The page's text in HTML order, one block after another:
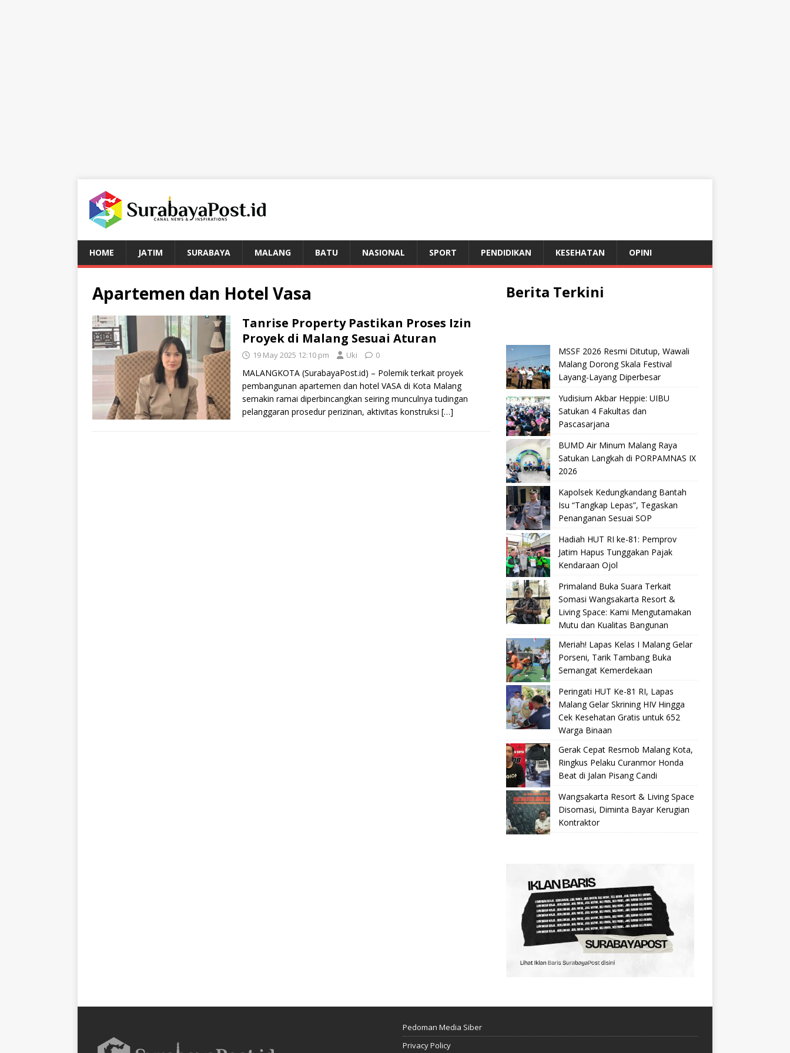
HOME JATIM SURABAYA MALANG BATU NASIONAL SPORT PENDIDIKAN KESEHATAN OPINI
Apartemen dan Hotel Vasa
Tanrise Property Pastikan Proses Izin
Proyek di Malang Sesuai Aturan
19 May 2025 12:10 pm Uki 0
MALANGKOTA (SurabayaPost.id) – Polemik terkait proyek
pembangunan apartemen dan hotel VASA di Kota Malang
semakin ramai diperbincangkan seiring munculnya tudingan
pelanggaran prosedur perizinan, aktivitas konstruksi […]
Berita Terkini
MSSF 2026 Resmi Ditutup, Wawali
Malang Dorong Skala Festival
Layang-Layang Diperbesar
Yudisium Akbar Heppie: UIBU
Satukan 4 Fakultas dan
Pascasarjana
BUMD Air Minum Malang Raya
Satukan Langkah di PORPAMNAS IX
2026
Kapolsek Kedungkandang Bantah
Isu “Tangkap Lepas”, Tegaskan
Penanganan Sesuai SOP
Hadiah HUT RI ke-81: Pemprov
Jatim Hapus Tunggakan Pajak
Kendaraan Ojol
Primaland Buka Suara Terkait
Somasi Wangsakarta Resort &
Living Space: Kami Mengutamakan
Mutu dan Kualitas Bangunan
Meriah! Lapas Kelas I Malang Gelar
Porseni, Tarik Tambang Buka
Semangat Kemerdekaan
Peringati HUT Ke-81 RI, Lapas
Malang Gelar Skrining HIV Hingga
Cek Kesehatan Gratis untuk 652
Warga Binaan
Gerak Cepat Resmob Malang Kota,
Ringkus Pelaku Curanmor Honda
Beat di Jalan Pisang Candi
Wangsakarta Resort & Living Space
Disomasi, Diminta Bayar Kerugian
Kontraktor
Pedoman Media Siber
Privacy Policy